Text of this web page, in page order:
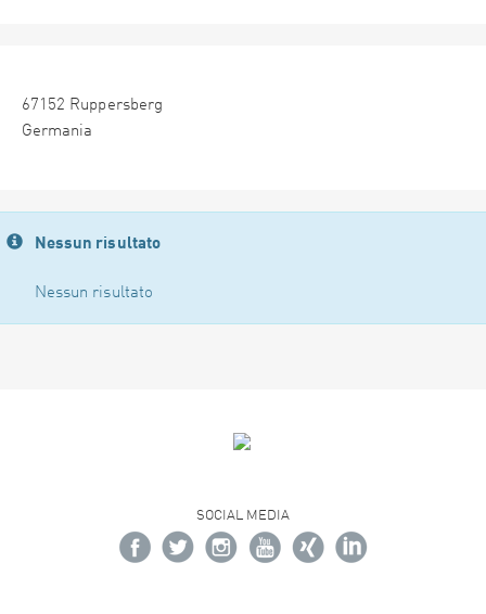
67152 Ruppersberg
Germania
Nessun risultato
Nessun risultato
SOCIAL MEDIA